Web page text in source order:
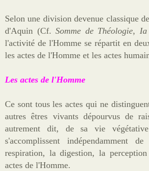
Selon une division devenue classique
d'Aquin (Cf.Somme de Théologie,
l'activité de l'Homme se répartit en
les actes de l'Homme et les actes
Les actes de l'Homme
Ce sont tous les actes qui ne
autres êtres vivants dépourvus de
autrement dit, de sa vie
s'accomplissent indépendamment
respiration, la digestion, la
actes de l'Homme.